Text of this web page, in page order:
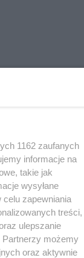
1162 zaufanych
informacje na
takie jak
wysyłane
celu zapewniania
treści,
ulepszanie
Partnerzy możemy
oraz aktywnie